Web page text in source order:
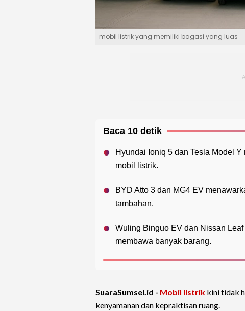
mobil listrik yang memiliki bagasi yang luas
Baca 10 detik
Hyundai Ioniq 5 dan Tesla Model
mobil listrik.
BYD Atto 3 dan MG4 EV
tambahan.
Wuling Binguo EV dan Nissan
membawa banyak barang.
SuaraSumsel.id - Mobil listrik kini tidak
kenyamanan dan kepraktisan ruang.